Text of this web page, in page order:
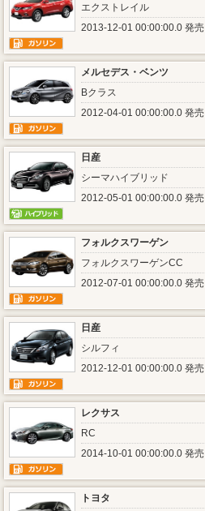
エクストレイル
2013-12-01 00:00:00.0 発売
メルセデス・ベンツ
Bクラス
2012-04-01 00:00:00.0 発売
日産
シーマハイブリッド
2012-05-01 00:00:00.0 発売
フォルクスワーゲン
フォルクスワーゲンCC
2012-07-01 00:00:00.0 発売
日産
シルフィ
2012-12-01 00:00:00.0 発売
レクサス
RC
2014-10-01 00:00:00.0 発売
トヨタ